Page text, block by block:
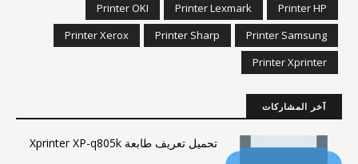
Printer HP
Printer Lexmark
Printer OKI
Printer Samsung
Printer Sharp
Printer Xerox
Printer Xprinter
آخر المشاركات
تحميل تعريف طابعة Xprinter XP-q805k